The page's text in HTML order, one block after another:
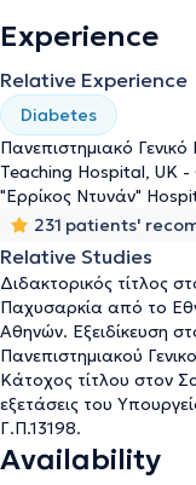
Association, the
Experience
Relative Experience
Diabetes
Πανεπιστημιακό
Teaching Hospital, UK
"Ερρίκος Ντυνάν"
231 patients'
Relative Studies
Διδακτορικός τίτλος
Παχυσαρκία από το
Αθηνών. Εξειδίκευση
Πανεπιστημιακού
Κάτοχος τίτλου στον
εξετάσεις του
Γ.Π.13198.
Availability